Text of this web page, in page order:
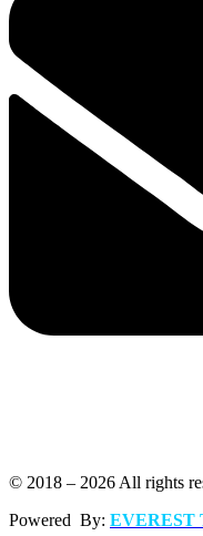
© 2018 – 2026 All rights
Powered By: EVEREST